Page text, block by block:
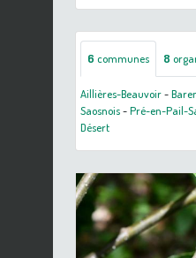
6 communes 8
Aillières-Beauvoir-
Saosnois-Pré-en-Pail-
Désert